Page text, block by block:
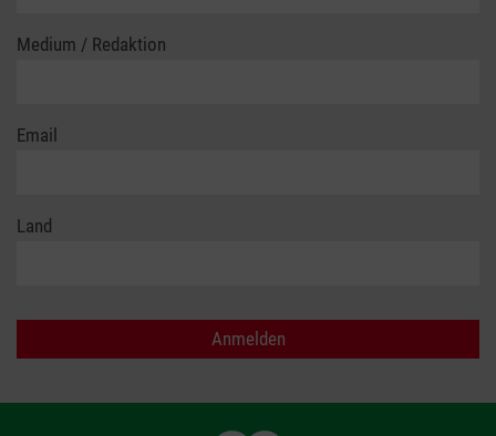
Medium / Redaktion
Email
Land